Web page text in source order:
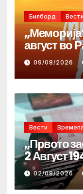
Билборд Вести
август во
Денот на
09/08/2026
Вести
„Првото
2 Август
02/08/2026